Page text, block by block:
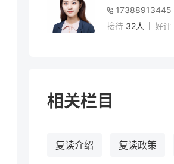
17388913445
接待 32人 好评
相关栏目
复读介绍 复读政策